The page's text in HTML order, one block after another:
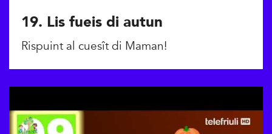
19. Lis fueis di autun
Rispuint al cuesît di Maman!